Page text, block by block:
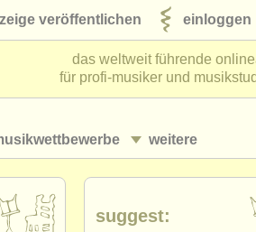
einloggen
veröffentlichen
das weltweit führende
für profi-musiker und
weitere
suggest: